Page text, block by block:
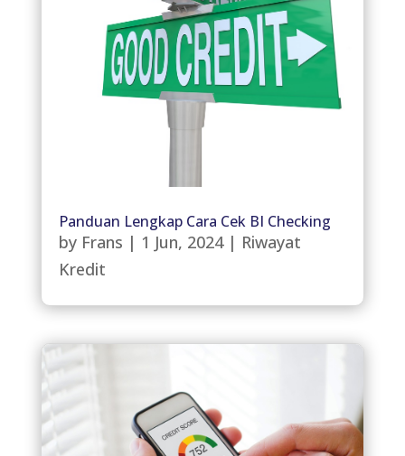
Panduan Lengkap Cara Cek BI Checking
by Frans | 1 Jun, 2024| Riwayat
Kredit